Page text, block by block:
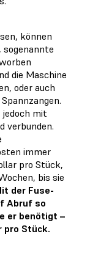
können
sogenannte
die Maschine
oder auch
jedoch mit
verbunden.
immer
pro Stück,
bis sie
der Fuse-
Abruf so
er benötigt –
pro Stück.